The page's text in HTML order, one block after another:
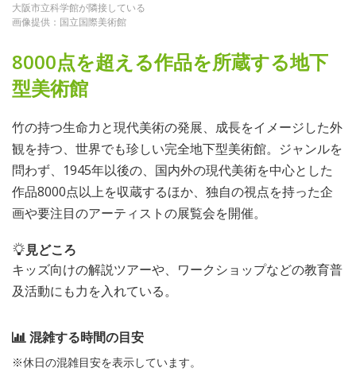
大阪市立科学館が隣接している
画像提供：国立国際美術館
8000点を超える作品を所蔵する地下
型美術館
竹の持つ生命力と現代美術の発展、成長をイメージした外
観を持つ、世界でも珍しい完全地下型美術館。ジャンルを
問わず、1945年以後の、国内外の現代美術を中心とした
作品8000点以上を収蔵するほか、独自の視点を持った企
画や要注目のアーティストの展覧会を開催。
見どころ
キッズ向けの解説ツアーや、ワークショップなどの教育普
及活動にも力を入れている。
混雑する時間の目安
※休日の混雑目安を表示しています。